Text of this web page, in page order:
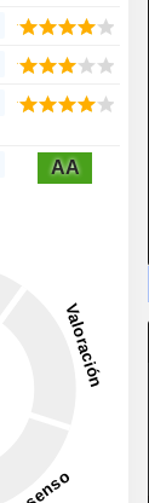
AA